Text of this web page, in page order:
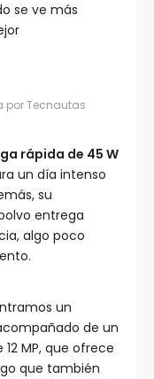
se ve más
por Tecnautas
rápida de 45 W
un día intenso
su
entrega
algo poco
un
de un
MP, que ofrece
que también